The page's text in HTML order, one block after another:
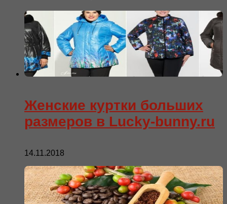
Женские куртки больших
размеров в Lucky-bunny.ru
14.11.2018